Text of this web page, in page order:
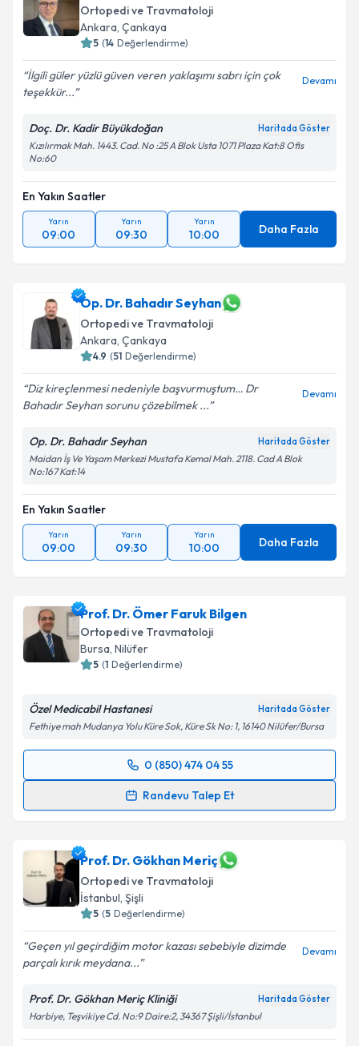
Ortopedi ve Travmatoloji
Ankara, Çankaya
5 (14 Değerlendirme)
İlgili güler yüzlü güven veren yaklaşımı sabrı için çok
teşekkür...
Devamı
Doç. Dr. Kadir Büyükdoğan Haritada Göster
Kızılırmak Mah. 1443. Cad. No :25 A Blok Usta 1071 Plaza Kat:8 Ofis
No:60
En Yakın Saatler
Yarın
09:00
Yarın
09:30
Yarın
10:00 Daha Fazla
Op. Dr. Bahadır Seyhan
Ortopedi ve Travmatoloji
Ankara, Çankaya
4.9 (51 Değerlendirme)
Diz kireçlenmesi nedeniyle başvurmuştum… Dr
Bahadır Seyhan sorunu çözebilmek ...
Devamı
Op. Dr. Bahadır Seyhan Haritada Göster
Maidan İş Ve Yaşam Merkezi Mustafa Kemal Mah. 2118. Cad A Blok
No:167 Kat:14
En Yakın Saatler
Yarın
09:00
Yarın
09:30
Yarın
10:00 Daha Fazla
Prof. Dr. Ömer Faruk Bilgen
Ortopedi ve Travmatoloji
Bursa, Nilüfer
5 (1 Değerlendirme)
Özel Medicabil Hastanesi Haritada Göster
Fethiye mah Mudanya Yolu Küre Sok, Küre Sk No: 1, 16140 Nilüfer/Bursa
0 (850) 474 04 55
Randevu Talep Et
Randevu Takvimi Talebi
için bir takvim hazırlandığında e-posta ile
bilgilendireceğiz.
E-posta Adresiniz
Metni'ni okudum ve kişisel verilerimin belirtilen
kapsamda işlenmesini kabul ediyorum.
Prof. Dr. Gökhan Meriç
Ortopedi ve Travmatoloji
İstanbul, Şişli
5 (5 Değerlendirme)
Geçen yıl geçirdiğim motor kazası sebebiyle dizimde
parçalı kırık meydana...
Devamı
Prof. Dr. Gökhan Meriç Kliniği Haritada Göster
Harbiye, Teşvikiye Cd. No:9 Daire:2, 34367 Şişli/İstanbul